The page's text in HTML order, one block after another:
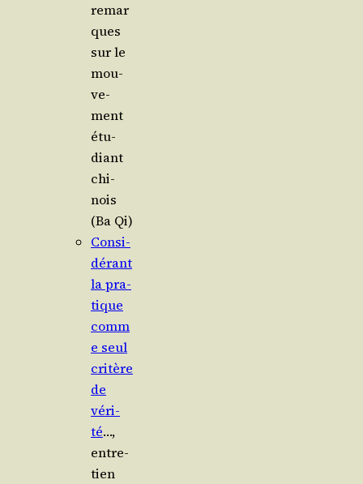
remar
ques
sur le
mou­
ve­
ment
étu­
diant
chi­
nois
(Ba Qi)
Consi­
dé­rant
la pra­
tique
comm
e seul
cri­tère
de
véri­
té…,
entre­
tien